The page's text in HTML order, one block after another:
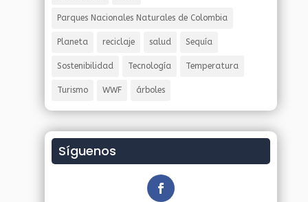
Parques Nacionales Naturales de Colombia
Planeta reciclaje salud Sequía
Sostenibilidad Tecnología Temperatura
Turismo WWF árboles
Síguenos